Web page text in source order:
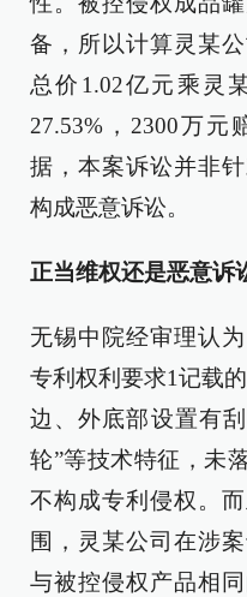
备，所以计算灵某
总价1.02亿元乘灵
27.53%，2300万
据，本案诉讼并非
构成恶意诉讼。
正当维权还是恶意诉
无锡中院经审理认
专利权利要求1记载
边、外底部设置有
轮”等技术特征，未
不构成专利侵权。
围，灵某公司在涉
与被控侵权产品相